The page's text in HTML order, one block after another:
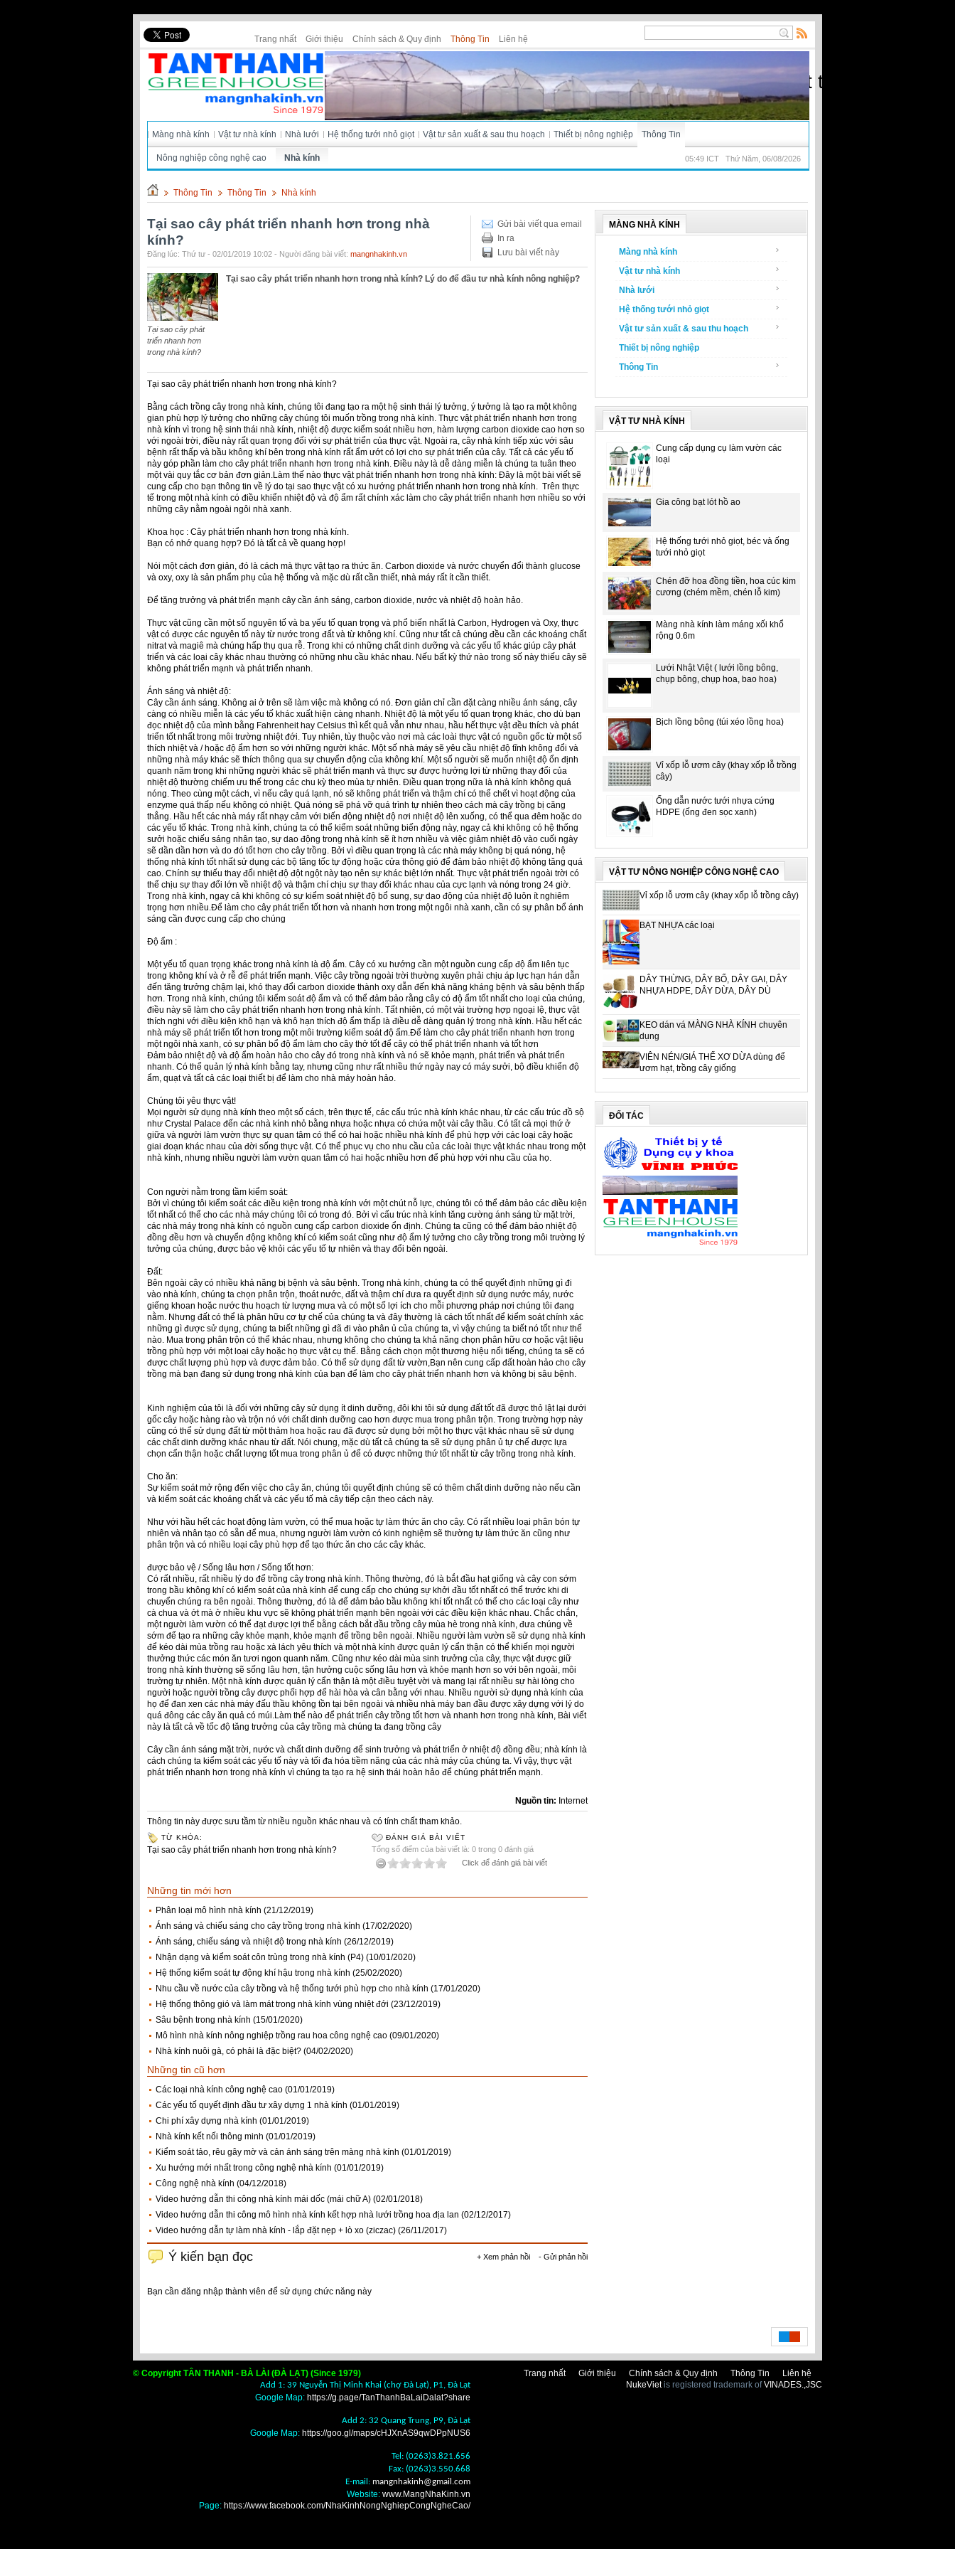
Trang nhất Giới thiệu Chính sách & Quy định Thông Tin Liên hệ
Cửa hàng Tân Thanh - Bà Lài (Đà Lạt) - Nhà kính, vật tư nông nghiệp
Màng nhà kính Vật tư nhà kính Nhà lưới Hệ thống tưới nhỏ giọt Vật tư sản xuất & sau thu hoạch Thiết bị nông nghiệp Thông Tin
Nông nghiệp công nghệ cao Nhà kính 05:49 ICT Thứ Năm, 06/08/2026
Thông Tin Thông Tin Nhà kính
Gửi bài viết qua email
In ra
Lưu bài viết này
Tại sao cây phát triển nhanh hơn trong nhà
kính?
Đăng lúc: Thứ tư - 02/01/2019 10:02 - Người đăng bài viết: mangnhakinh.vn
Tại sao cây phát
triển nhanh hơn
trong nhà kính?
Tại sao cây phát triển nhanh hơn trong nhà kính? Lý do để đầu tư nhà kính nông nghiệp?
Tại sao cây phát triển nhanh hơn trong nhà kính?
Bằng cách trồng cây trong nhà kính, chúng tôi đang tạo ra một hệ sinh thái lý tưởng, ý tưởng là tạo ra một không
gian phù hợp lý tưởng cho những cây chúng tôi muốn trồng trong nhà kính. Thực vật phát triển nhanh hơn trong
nhà kính vì trong hệ sinh thái nhà kính, nhiệt độ được kiểm soát nhiều hơn, hàm lượng carbon dioxide cao hơn so
với ngoài trời, điều này rất quan trọng đối với sự phát triển của thực vật. Ngoài ra, cây nhà kính tiếp xúc với sâu
bệnh rất thấp và bầu không khí bên trong nhà kính rất ẩm ướt có lợi cho sự phát triển của cây. Tất cả các yếu tố
này góp phần làm cho cây phát triển nhanh hơn trong nhà kính. Điều này là dễ dàng miễn là chúng ta tuân theo
một vài quy tắc cơ bản đơn giản.Làm thế nào thực vật phát triển nhanh hơn trong nhà kính: Đây là một bài viết sẽ
cung cấp cho bạn thông tin về lý do tại sao thực vật có xu hướng phát triển nhanh hơn trong nhà kính. Trên thực
tế trong một nhà kính có điều khiển nhiệt độ và độ ẩm rất chính xác làm cho cây phát triển nhanh hơn nhiều so với
những cây nằm ngoài ngôi nhà xanh.
Khoa học : Cây phát triển nhanh hơn trong nhà kính.
Bạn có nhớ quang hợp? Đó là tất cả về quang hợp!
Nói một cách đơn giản, đó là cách mà thực vật tạo ra thức ăn. Carbon dioxide và nước chuyển đổi thành glucose
và oxy, oxy là sản phẩm phụ của hệ thống và mặc dù rất cần thiết, nhà máy rất ít cần thiết.
Để tăng trưởng và phát triển mạnh cây cần ánh sáng, carbon dioxide, nước và nhiệt độ hoàn hảo.
Thực vật cũng cần một số nguyên tố và ba yếu tố quan trọng và phổ biến nhất là Carbon, Hydrogen và Oxy, thực
vật có được các nguyên tố này từ nước trong đất và từ không khí. Cũng như tất cả chúng đều cần các khoáng chất
nitrat và magiê mà chúng hấp thụ qua rễ. Trong khi có những chất dinh dưỡng và các yếu tố khác giúp cây phát
triển và các loại cây khác nhau thường có những nhu cầu khác nhau. Nếu bất kỳ thứ nào trong số này thiếu cây sẽ
không phát triển mạnh và phát triển nhanh.
Ánh sáng và nhiệt độ:
Cây cần ánh sáng. Không ai ở trên sẽ làm việc mà không có nó. Đơn giản chỉ cần đặt càng nhiều ánh sáng, cây
càng có nhiều miễn là các yếu tố khác xuất hiện càng nhanh. Nhiệt độ là một yếu tố quan trọng khác, cho dù bạn
đọc nhiệt độ của mình bằng Fahrenheit hay Celsius thì kết quả vẫn như nhau, hầu hết thực vật đều thích và phát
triển tốt nhất trong môi trường nhiệt đới. Tuy nhiên, tùy thuộc vào nơi mà các loài thực vật có nguồn gốc từ một số
thích nhiệt và / hoặc độ ẩm hơn so với những người khác. Một số nhà máy sẽ yêu cầu nhiệt độ tĩnh không đổi và
những nhà máy khác sẽ thích thông qua sự chuyển động của không khí. Một số người sẽ muốn nhiệt độ ổn định
quanh năm trong khi những người khác sẽ phát triển mạnh và thực sự được hưởng lợi từ những thay đổi của
nhiệt độ thường chiếm ưu thế trong các chu kỳ theo mùa tự nhiên. Điều quan trọng nữa là nhà kính không quá
nóng. Theo cùng một cách, vì nếu cây quá lạnh, nó sẽ không phát triển và thậm chí có thể chết vì hoạt động của
enzyme quá thấp nếu không có nhiệt. Quá nóng sẽ phá vỡ quá trình tự nhiên theo cách mà cây trồng bị căng
thẳng. Hầu hết các nhà máy rất nhạy cảm với biến động nhiệt độ nơi nhiệt độ lên xuống, có thể qua đêm hoặc do
các yếu tố khác. Trong nhà kính, chúng ta có thể kiểm soát những biến động này, ngay cả khi không có hệ thống
sưởi hoặc chiếu sáng nhân tạo, sự dao động trong nhà kính sẽ ít hơn nhiều và việc giảm nhiệt độ vào cuối ngày
sẽ dần dần hơn và do đó tốt hơn cho cây trồng. Bởi vì điều quan trọng là các nhà máy không bị quá nóng, hệ
thống nhà kính tốt nhất sử dụng các bộ tăng tốc tự động hoặc cửa thông gió để đảm bảo nhiệt độ không tăng quá
cao. Chính sự thiếu thay đổi nhiệt độ đột ngột này tạo nên sự khác biệt lớn nhất. Thực vật phát triển ngoài trời có
thể chịu sự thay đổi lớn về nhiệt độ và thậm chí chịu sự thay đổi khác nhau của cực lạnh và nóng trong 24 giờ.
Trong nhà kính, ngay cả khi không có sự kiểm soát nhiệt độ bổ sung, sự dao động của nhiệt độ luôn ít nghiêm
trọng hơn nhiều.Để làm cho cây phát triển tốt hơn và nhanh hơn trong một ngôi nhà xanh, cần có sự phân bổ ánh
sáng cần được cung cấp cho chúng
Độ ẩm :
Một yếu tố quan trọng khác trong nhà kính là độ ẩm. Cây có xu hướng cần một nguồn cung cấp độ ẩm liên tục
trong không khí và ở rễ để phát triển mạnh. Việc cây trồng ngoài trời thường xuyên phải chịu áp lực hạn hán dẫn
đến tăng trưởng chậm lại, khó thay đổi carbon dioxide thành oxy dẫn đến khả năng kháng bệnh và sâu bệnh thấp
hơn. Trong nhà kính, chúng tôi kiểm soát độ ẩm và có thể đảm bảo rằng cây có độ ẩm tốt nhất cho loại của chúng,
điều này sẽ làm cho cây phát triển nhanh hơn trong nhà kính. Tất nhiên, có một vài trường hợp ngoại lệ, thực vật
thích nghi với điều kiện khô hạn và khô hạn thích độ ẩm thấp là điều dễ dàng quản lý trong nhà kính. Hầu hết các
nhà máy sẽ phát triển tốt hơn trong một môi trường kiểm soát độ ẩm.Để làm cho cây phát triển nhanh hơn trong
một ngôi nhà xanh, có sự phân bổ độ ẩm làm cho cây thở tốt để cây có thể phát triển nhanh và tốt hơn
Đảm bảo nhiệt độ và độ ẩm hoàn hảo cho cây đó trong nhà kính và nó sẽ khỏe mạnh, phát triển và phát triển
nhanh. Có thể quản lý nhà kính bằng tay, nhưng cũng như rất nhiều thứ ngày nay có máy sưởi, bộ điều khiển độ
ẩm, quạt và tất cả các loại thiết bị để làm cho nhà máy hoàn hảo.
Chúng tôi yêu thực vật!
Mọi người sử dụng nhà kính theo một số cách, trên thực tế, các cấu trúc nhà kính khác nhau, từ các cấu trúc đồ sộ
như Crystal Palace đến các nhà kính nhỏ bằng nhựa hoặc nhựa có chứa một vài cây thầu. Có tất cả mọi thứ ở
giữa và người làm vườn thực sự quan tâm có thể có hai hoặc nhiều nhà kính để phù hợp với các loại cây hoặc
giai đoạn khác nhau của đời sống thực vật. Có thể phục vụ cho nhu cầu của các loài thực vật khác nhau trong một
nhà kính, nhưng nhiều người làm vườn quan tâm có hai hoặc nhiều hơn để phù hợp với nhu cầu của họ.
Con người nằm trong tầm kiểm soát:
Bởi vì chúng tôi kiểm soát các điều kiện trong nhà kính với một chút nỗ lực, chúng tôi có thể đảm bảo các điều kiện
tốt nhất có thể cho các nhà máy chúng tôi có trong đó. Bởi vì cấu trúc nhà kính tăng cường ánh sáng từ mặt trời,
các nhà máy trong nhà kính có nguồn cung cấp carbon dioxide ổn định. Chúng ta cũng có thể đảm bảo nhiệt độ
đồng đều hơn và chuyển động không khí có kiểm soát cũng như độ ẩm lý tưởng cho cây trồng trong môi trường lý
tưởng của chúng, được bảo vệ khỏi các yếu tố tự nhiên và thay đổi bên ngoài.
Đất:
Bên ngoài cây có nhiều khả năng bị bệnh và sâu bệnh. Trong nhà kính, chúng ta có thể quyết định những gì đi
vào nhà kính, chúng ta chọn phân trộn, thoát nước, đất và thậm chí đưa ra quyết định sử dụng nước máy, nước
giếng khoan hoặc nước thu hoạch từ lượng mưa và có một số lợi ích cho mỗi phương pháp nơi chúng tôi đang
nằm. Nhưng đất có thể là phân hữu cơ tự chế của chúng ta và đây thường là cách tốt nhất để kiểm soát chính xác
những gì được sử dụng, chúng ta biết những gì đã đi vào phân ủ của chúng ta, vì vậy chúng ta biết nó tốt như thế
nào. Mua trong phân trộn có thể khác nhau, nhưng không cho chúng ta khả năng chọn phân hữu cơ hoặc vật liệu
trồng phù hợp với một loại cây hoặc họ thực vật cụ thể. Bằng cách chọn một thương hiệu nổi tiếng, chúng ta sẽ có
được chất lượng phù hợp và được đảm bảo. Có thể sử dụng đất từ ​​vườn,Bạn nên cung cấp đất hoàn hảo cho cây
trồng mà bạn đang sử dụng trong nhà kính của bạn để làm cho cây phát triển nhanh hơn và không bị sâu bệnh.
Kinh nghiệm của tôi là đối với những cây sử dụng ít dinh dưỡng, đôi khi tôi sử dụng đất tốt đã được thỏ lật lại dưới
gốc cây hoặc hàng rào và trộn nó với chất dinh dưỡng cao hơn được mua trong phân trộn. Trong trường hợp này
cũng có thể sử dụng đất từ ​​một thảm hoa hoặc rau đã được sử dụng bởi một họ thực vật khác nhau sẽ sử dụng
các chất dinh dưỡng khác nhau từ đất. Nói chung, mặc dù tất cả chúng ta sẽ sử dụng phân ủ tự chế được lựa
chọn cẩn thận hoặc chất lượng tốt mua trong phân ủ để có được những thứ tốt nhất từ ​​cây trồng trong nhà kính.
Cho ăn:
Sự kiểm soát mở rộng đến việc cho cây ăn, chúng tôi quyết định chúng sẽ có thêm chất dinh dưỡng nào nếu cần
và kiểm soát các khoáng chất và các yếu tố mà cây tiếp cận theo cách này.
Như với hầu hết các hoạt động làm vườn, có thể mua hoặc tự làm thức ăn cho cây. Có rất nhiều loại phân bón tự
nhiên và nhân tạo có sẵn để mua, nhưng người làm vườn có kinh nghiệm sẽ thường tự làm thức ăn cũng như
phân trộn và có nhiều loại cây phù hợp để tạo thức ăn cho các cây khác.
được bảo vệ / Sống lâu hơn / Sống tốt hơn:
Có rất nhiều, rất nhiều lý do để trồng cây trong nhà kính. Thông thường, đó là bắt đầu hạt giống và cây con sớm
trong bầu không khí có kiểm soát của nhà kính để cung cấp cho chúng sự khởi đầu tốt nhất có thể trước khi di
chuyển chúng ra bên ngoài. Thông thường, đó là để đảm bảo bầu không khí tốt nhất có thể cho các loại cây như
cà chua và ớt mà ở nhiều khu vực sẽ không phát triển mạnh bên ngoài với các điều kiện khác nhau. Chắc chắn,
một người làm vườn có thể đạt được lợi thế bằng cách bắt đầu trồng cây mùa hè trong nhà kính, đưa chúng về
sớm để tạo ra những cây khỏe mạnh, khỏe mạnh để trồng bên ngoài. Nhiều người làm vườn sẽ sử dụng nhà kính
để kéo dài mùa trồng rau hoặc xà lách yêu thích và một nhà kính được quản lý cẩn thận có thể khiến mọi người
thưởng thức các món ăn tươi ngon quanh năm. Cũng như kéo dài mùa sinh trưởng của cây, thực vật được giữ
trong nhà kính thường sẽ sống lâu hơn, tận hưởng cuộc sống lâu hơn và khỏe mạnh hơn so với bên ngoài, môi
trường tự nhiên. Một nhà kính được quản lý cẩn thận là một điều tuyệt vời và mang lại rất nhiều sự hài lòng cho
người hoặc người trồng cây được phối hợp để hài hòa và cân bằng với nhau. Nhiều người sử dụng nhà kính của
họ để đan xen các nhà máy đấu thầu không tồn tại bên ngoài và nhiều nhà máy ban đầu được xây dựng với lý do
quá đông các cây ăn quả có múi.Làm thế nào để phát triển cây trồng tốt hơn và nhanh hơn trong nhà kính, Bài viết
này là tất cả về tốc độ tăng trưởng của cây trồng mà chúng ta đang trồng cây
Cây cần ánh sáng mặt trời, nước và chất dinh dưỡng để sinh trưởng và phát triển ở nhiệt độ đồng đều; nhà kính là
cách chúng ta kiểm soát các yếu tố này và tối đa hóa tiềm năng của các nhà máy của chúng ta. Vì vậy, thực vật
phát triển nhanh hơn trong nhà kính vì chúng ta tạo ra hệ sinh thái hoàn hảo để chúng phát triển mạnh.
Nguồn tin: Internet
Thông tin này được sưu tầm từ nhiều nguồn khác nhau và có tính chất tham khảo.
TỪ KHÓA:
Tại sao cây phát triển nhanh hơn trong nhà kính?
ĐÁNH GIÁ BÀI VIẾT
Tổng số điểm của bài viết là: 0 trong 0 đánh giá
Click để đánh giá bài viết
Những tin mới hơn
Phân loại mô hình nhà kính (21/12/2019)
Ánh sáng và chiếu sáng cho cây trồng trong nhà kính (17/02/2020)
Ánh sáng, chiếu sáng và nhiệt độ trong nhà kính (26/12/2019)
Nhận dạng và kiểm soát côn trùng trong nhà kính (P4) (10/01/2020)
Hệ thống kiểm soát tự động khí hậu trong nhà kính (25/02/2020)
Nhu cầu về nước của cây trồng và hệ thống tưới phù hợp cho nhà kính (17/01/2020)
Hệ thống thông gió và làm mát trong nhà kính vùng nhiệt đới (23/12/2019)
Sâu bệnh trong nhà kính (15/01/2020)
Mô hình nhà kính nông nghiệp trồng rau hoa công nghệ cao (09/01/2020)
Nhà kính nuôi gà, có phải là đặc biệt? (04/02/2020)
Những tin cũ hơn
Các loại nhà kính công nghệ cao (01/01/2019)
Các yếu tố quyết định đầu tư xây dựng 1 nhà kính (01/01/2019)
Chi phí xây dựng nhà kính (01/01/2019)
Nhà kính kết nối thông minh (01/01/2019)
Kiểm soát tảo, rêu gây mờ và cản ánh sáng trên màng nhà kính (01/01/2019)
Xu hướng mới nhất trong công nghệ nhà kính (01/01/2019)
Công nghệ nhà kính (04/12/2018)
Video hướng dẫn thi công nhà kính mái dốc (mái chữ A) (02/01/2018)
Video hướng dẫn thi công mô hình nhà kính kết hợp nhà lưới trồng hoa địa lan (02/12/2017)
Video hướng dẫn tự làm nhà kính - lắp đặt nẹp + lò xo (ziczac) (26/11/2017)
+ Xem phản hồi - Gửi phản hồi
Ý kiến bạn đọc
Bạn cần đăng nhập thành viên để sử dụng chức năng này
MÀNG NHÀ KÍNH
Màng nhà kính
Vật tư nhà kính
Nhà lưới
Hệ thống tưới nhỏ giọt
Vật tư sản xuất & sau thu hoạch
Thiết bị nông nghiệp
Thông Tin
VẬT TƯ NHÀ KÍNH
Cung cấp dụng cụ làm vườn các
loại
Gia công bạt lót hồ ao
Hệ thống tưới nhỏ giọt, béc và ống
tưới nhỏ giọt
Chén đỡ hoa đồng tiền, hoa cúc kim
cương (chém mềm, chén lỗ kim)
Màng nhà kính làm máng xối khổ
rộng 0.6m
Lưới Nhật Việt ( lưới lồng bông,
chụp bông, chụp hoa, bao hoa)
Bịch lồng bông (túi xéo lồng hoa)
Vỉ xốp lỗ ươm cây (khay xốp lỗ trồng
cây)
Ống dẫn nước tưới nhựa cứng
HDPE (ống đen sọc xanh)
VẬT TƯ NÔNG NGHIỆP CÔNG NGHỆ CAO
Vỉ xốp lỗ ươm cây (khay xốp lỗ trồng cây)
BẠT NHỰA các loại
DÂY THỪNG, DÂY BỐ, DÂY GAI, DÂY
NHỰA HDPE, DÂY DỪA, DÂY DÙ
KEO dán vá MÀNG NHÀ KÍNH chuyên
dụng
VIÊN NÉN/GIÁ THỂ XƠ DỪA dùng để
ươm hạt, trồng cây giống
ĐỐI TÁC
© Copyright TÂN THANH - BÀ LÀI (ĐÀ LẠT) (Since 1979)
Add 1: 39 Nguyễn Thị Minh Khai (chợ Đà Lạt), P1, Đà Lạt
Google Map: https://g.page/TanThanhBaLaiDalat?share
Add 2: 32 Quang Trung, P9, Đà Lạt
Google Map: https://goo.gl/maps/cHJXnAS9qwDPpNUS6
Tel: (0263)3.821.656
Fax: (0263)3.550.668
E-mail: mangnhakinh@gmail.com
Website: www.MangNhaKinh.vn
Page: https://www.facebook.com/NhaKinhNongNghiepCongNgheCao/
Trang nhất Giới thiệu Chính sách & Quy định Thông Tin
Liên hệ
NukeVietis registered trademark ofVINADES.,JSC